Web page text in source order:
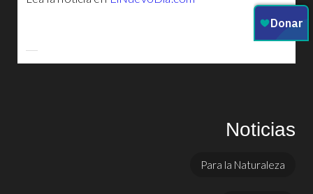
Noticias
Para la Naturaleza